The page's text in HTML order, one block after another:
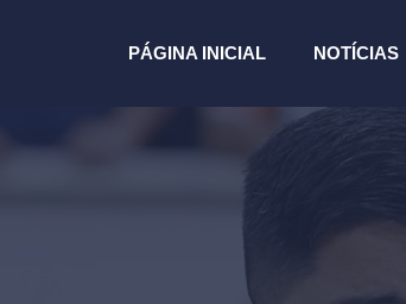
PÁGINA INICIAL NOTÍCIAS